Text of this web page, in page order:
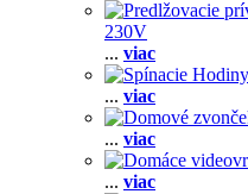
230V
... viac
... viac
... viac
... viac